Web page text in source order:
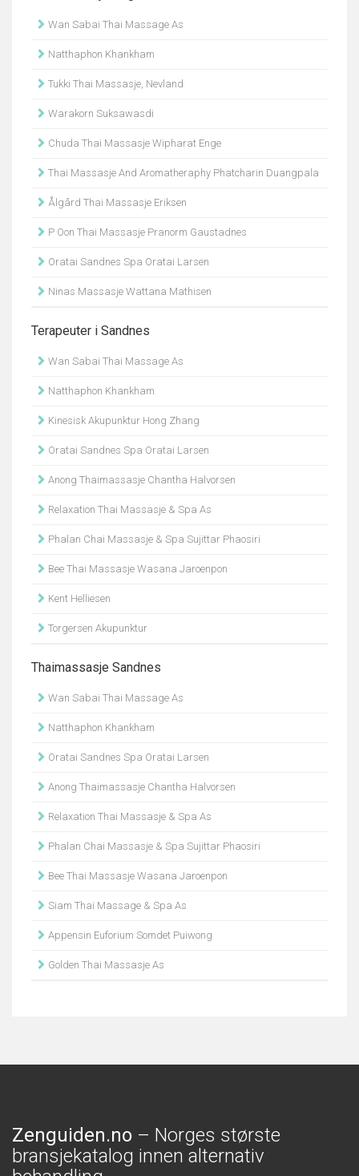
Wan Sabai Thai Massage As
Natthaphon Khankham
Tukki Thai Massasje, Nevland
Warakorn Suksawasdi
Chuda Thai Massasje Wipharat Enge
Thai Massasje And Aromatheraphy Phatcharin Duangpala
Ålgård Thai Massasje Eriksen
P Oon Thai Massasje Pranorm Gaustadnes
Oratai Sandnes Spa Oratai Larsen
Ninas Massasje Wattana Mathisen
Terapeuter i Sandnes
Wan Sabai Thai Massage As
Natthaphon Khankham
Kinesisk Akupunktur Hong Zhang
Oratai Sandnes Spa Oratai Larsen
Anong Thaimassasje Chantha Halvorsen
Relaxation Thai Massasje & Spa As
Phalan Chai Massasje & Spa Sujittar Phaosiri
Bee Thai Massasje Wasana Jaroenpon
Kent Helliesen
Torgersen Akupunktur
Thaimassasje Sandnes
Wan Sabai Thai Massage As
Natthaphon Khankham
Oratai Sandnes Spa Oratai Larsen
Anong Thaimassasje Chantha Halvorsen
Relaxation Thai Massasje & Spa As
Phalan Chai Massasje & Spa Sujittar Phaosiri
Bee Thai Massasje Wasana Jaroenpon
Siam Thai Massage & Spa As
Appensin Euforium Somdet Puiwong
Golden Thai Massasje As
Zenguiden.no – Norges største
bransjekatalog innen alternativ